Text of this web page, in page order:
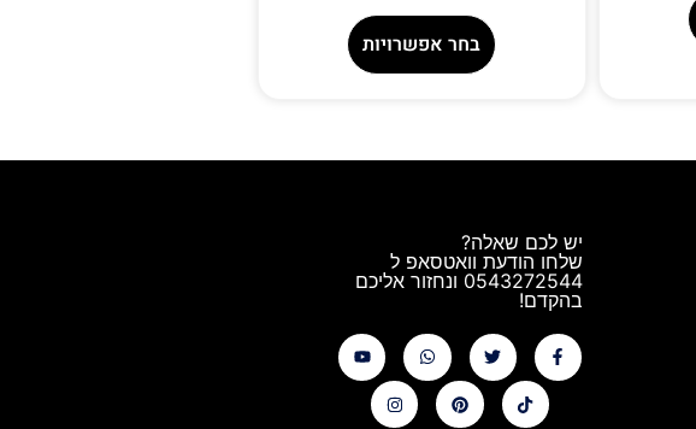
בחר אפשרויות
יש לכם שאלה?
שלחו הודעת וואטסאפ ל
0543272544 ונחזור אליכם
בהקדם!